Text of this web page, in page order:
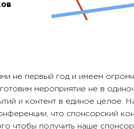
не первый год и имеем
мероприятие не в
и контент в единое целое.
что спонсорский
чтобы получить наше